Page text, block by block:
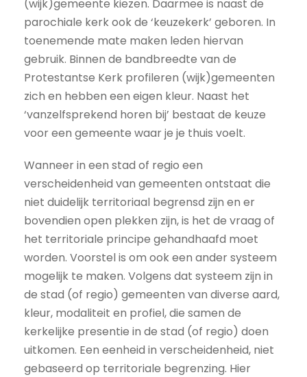
(wijk)gemeente kiezen. Daarmee is naast de
parochiale kerk ook de ‘keuzekerk’ geboren. In
toenemende mate maken leden hiervan
gebruik. Binnen de bandbreedte van de
Protestantse Kerk profileren (wijk)gemeenten
zich en hebben een eigen kleur. Naast het
‘vanzelfsprekend horen bij’ bestaat de keuze
voor een gemeente waar je je thuis voelt.
Wanneer in een stad of regio een
verscheidenheid van gemeenten ontstaat die
niet duidelijk territoriaal begrensd zijn en er
bovendien open plekken zijn, is het de vraag of
het territoriale principe gehandhaafd moet
worden. Voorstel is om ook een ander systeem
mogelijk te maken. Volgens dat systeem zijn in
de stad (of regio) gemeenten van diverse aard,
kleur, modaliteit en profiel, die samen de
kerkelijke presentie in de stad (of regio) doen
uitkomen. Een eenheid in verscheidenheid, niet
gebaseerd op territoriale begrenzing. Hier